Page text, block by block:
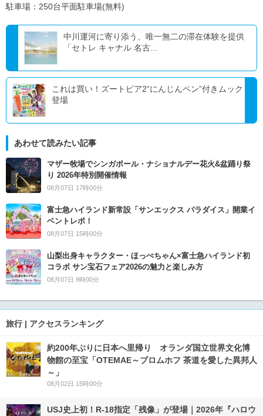
駐車場：250台平面駐車場(無料)
中川運河に寄り添う、唯一無二の滞在体験を提供
「セトレ キャナル 名古...
これは買い！ズートピア2“にんじんペン”付きムック
登場
あわせて読みたい記事
マザー牧場でシンガポール・ナショナルデー花火&盆踊り祭
り 2026年特別開催情報
08月07日 17時00分
富士急ハイランド新常設「サンエックス パラダイス」開業イ
ベントレポ！
08月07日 15時00分
山梨出身キャラクター・ほっぺちゃん×富士急ハイランド初
コラボ サン宝石フェア2026の魅力と楽しみ方
08月07日 9時00分
旅行 | アクセスランキング
約200年ぶりに日本へ里帰り オランダ国立世界文化博
物館の至宝「OTEMAE～ブロムホフ 茶道を愛した異邦人
～」
08月02日 15時00分
USJ史上初！R-18指定「残像」が登場｜2026年『ハロウ